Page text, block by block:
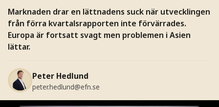
Marknaden drar en lättnadens suck när utvecklingen
från förra kvartalsrapporten inte förvärrades.
Europa är fortsatt svagt men problemen i Asien
lättar.
Peter Hedlund
peter.hedlund@efn.se